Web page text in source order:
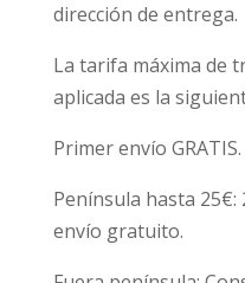
dirección de entrega.
La tarifa máxima de
aplicada es la
Primer envío GRATIS.
Península hasta 25€:
envío gratuito.